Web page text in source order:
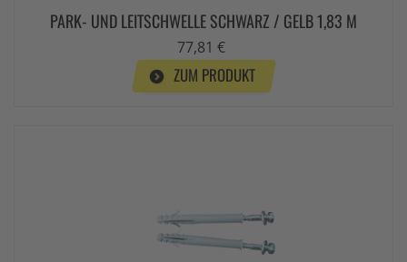
PARK- UND LEITSCHWELLE SCHWARZ / GELB 1,83 M
77,81 €
ZUM PRODUKT